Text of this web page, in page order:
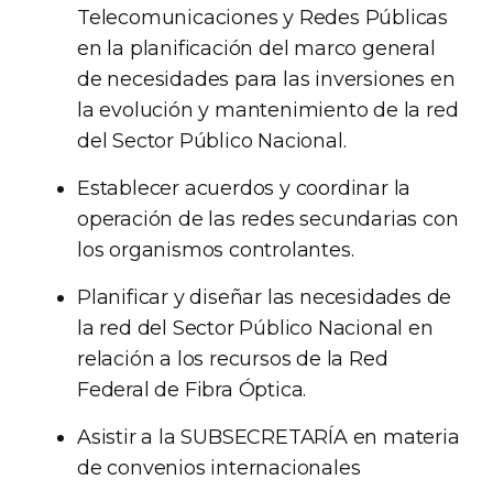
Telecomunicaciones y Redes Públicas
en la planificación del marco general
de necesidades para las inversiones en
la evolución y mantenimiento de la red
del Sector Público Nacional.
Establecer acuerdos y coordinar la
operación de las redes secundarias con
los organismos controlantes.
Planificar y diseñar las necesidades de
la red del Sector Público Nacional en
relación a los recursos de la Red
Federal de Fibra Óptica.
Asistir a la SUBSECRETARÍA en materia
de convenios internacionales